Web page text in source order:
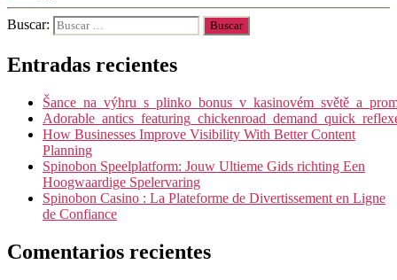
Buscar:
Entradas recientes
How Businesses Improve Visibility With Better Content
Planning
Spinobon Speelplatform: Jouw Ultieme Gids richting Een
Hoogwaardige Spelervaring
Spinobon Casino : La Plateforme de Divertissement en Ligne
de Confiance
Comentarios recientes